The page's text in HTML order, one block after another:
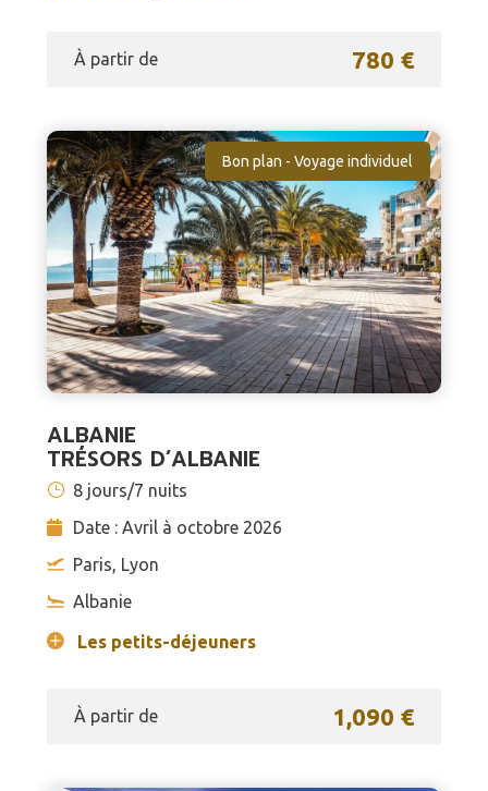
À partir de 780 €
Bon plan - Voyage individuel
ALBANIE
TRÉSORS D’ALBANIE
8 jours/7 nuits
Date : Avril à octobre 2026
Paris, Lyon
Albanie
Les petits-déjeuners
À partir de 1,090 €